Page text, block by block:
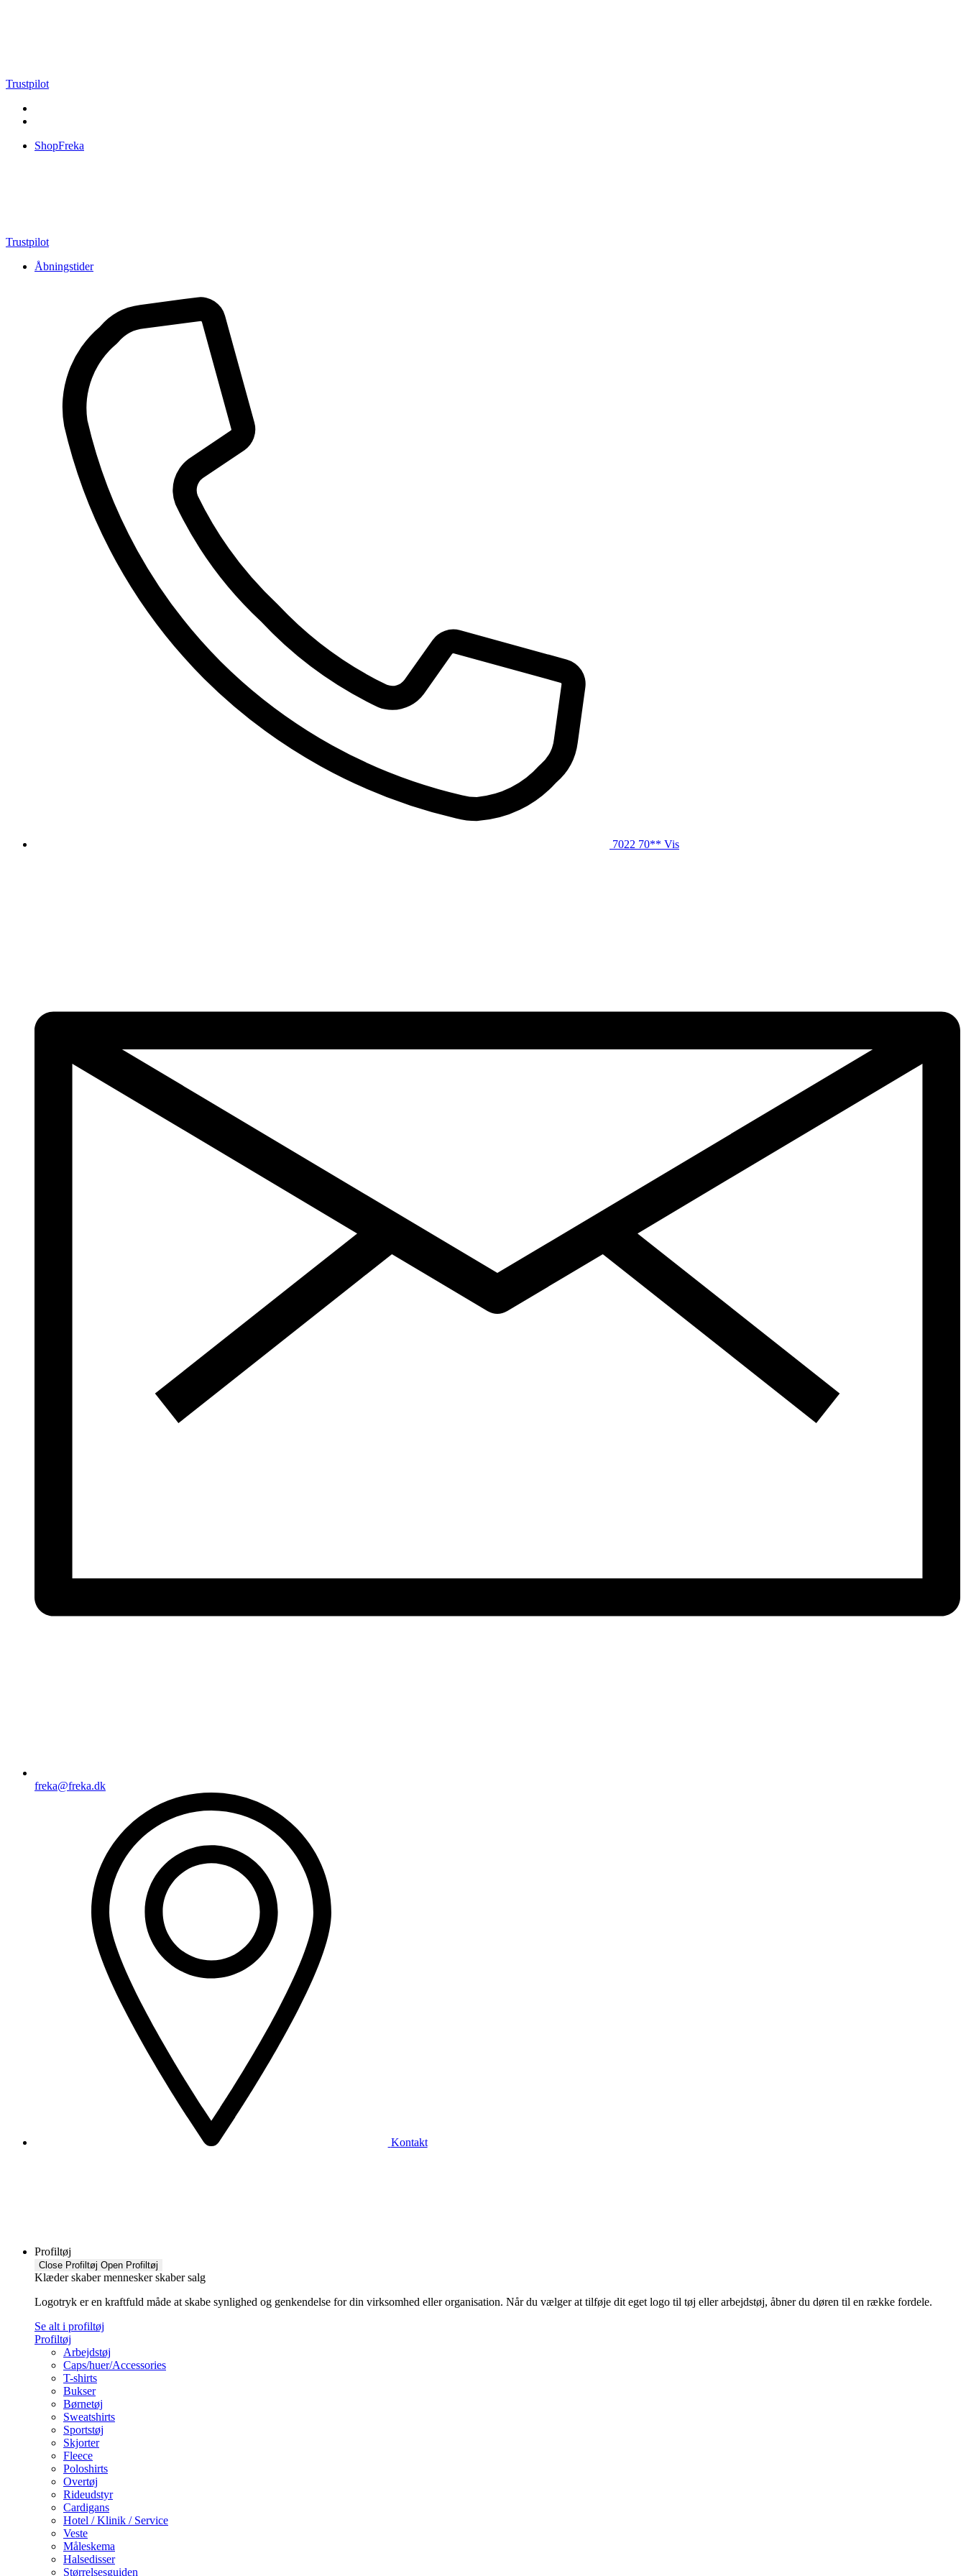
Trustpilot
ShopFreka
Trustpilot
Åbningstider
7022 70** Vis
freka@freka.dk
Kontakt
Profiltøj
Close Profiltøj Open Profiltøj
Klæder skaber mennesker skaber salg
Logotryk er en kraftfuld måde at skabe synlighed og genkendelse for din virksomhed eller organisation. Når du vælger at tilføje dit eget logo til tøj eller arbejdstøj, åbner du døren til en række fordele.
Se alt i profiltøj
Profiltøj
Arbejdstøj
Caps/huer/Accessories
T-shirts
Bukser
Børnetøj
Sweatshirts
Sportstøj
Skjorter
Fleece
Poloshirts
Overtøj
Rideudstyr
Cardigans
Hotel / Klinik / Service
Veste
Måleskema
Halsedisser
Størrelsesguiden